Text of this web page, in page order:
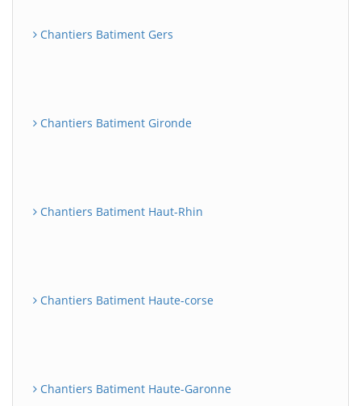
Chantiers Batiment Gers
Chantiers Batiment Gironde
Chantiers Batiment Haut-Rhin
Chantiers Batiment Haute-corse
Chantiers Batiment Haute-Garonne